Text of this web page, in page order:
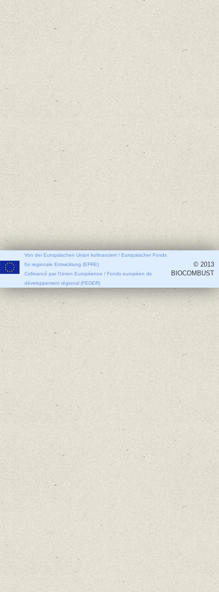
Von der Europäischen Union kofinanziert / Europäischer Fonds
für regionale Entwicklung (EFRE)
Cofinancé par l'Union Européenne / Fonds européen de
développement régional (FEDER)
© 2013
BIOCOMBUST